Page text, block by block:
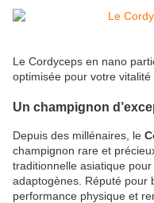
Le Cordyceps en nano
optimisée pour votre vitalité
Un champignon
Depuis des millénaires, le
champignon rare et
traditionnelle asiatique
adaptogènes. Réputé pour
performance physique et